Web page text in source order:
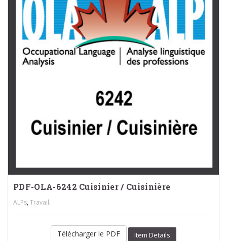
PDF-OLA-6242 Cuisinier / Cuisinière
ALPs,Travail.
Télécharger le PDF Item Details